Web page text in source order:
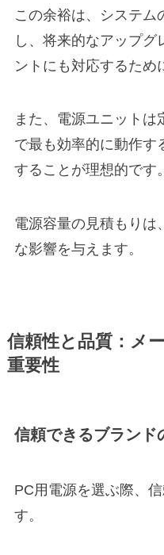
この余裕は、システム
し、将来的なアップグ
ントにも対応するため
また、電源ユニット
で最も効率的に動作す
することが理想的です。
電源容量の見積もりは
な影響を与えます。
信頼性と品質：メ
重要性
信頼できるブランド
PC用電源を選ぶ際、
す。